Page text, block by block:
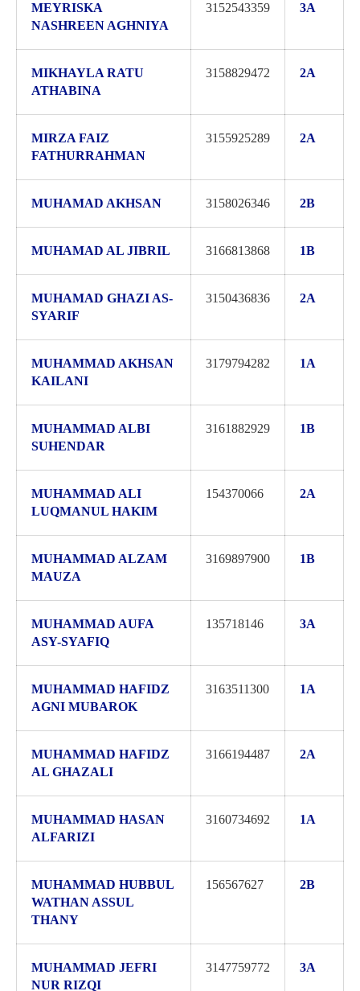
MEYRISKA
NASHREEN AGHNIYA
3152543359 3A
MIKHAYLA RATU
ATHABINA
3158829472 2A
MIRZA FAIZ
FATHURRAHMAN
3155925289 2A
MUHAMAD AKHSAN 3158026346 2B
MUHAMAD AL JIBRIL 3166813868 1B
MUHAMAD GHAZI AS-
SYARIF
3150436836 2A
MUHAMMAD AKHSAN
KAILANI
3179794282 1A
MUHAMMAD ALBI
SUHENDAR
3161882929 1B
MUHAMMAD ALI
LUQMANUL HAKIM
154370066 2A
MUHAMMAD ALZAM
MAUZA
3169897900 1B
MUHAMMAD AUFA
ASY-SYAFIQ
135718146 3A
MUHAMMAD HAFIDZ
AGNI MUBAROK
3163511300 1A
MUHAMMAD HAFIDZ
AL GHAZALI
3166194487 2A
MUHAMMAD HASAN
ALFARIZI
3160734692 1A
MUHAMMAD HUBBUL
WATHAN ASSUL
THANY
156567627 2B
MUHAMMAD JEFRI
NUR RIZQI
3147759772 3A